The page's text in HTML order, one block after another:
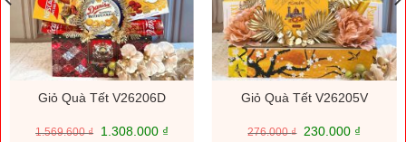
Giỏ Quà Tết V26206D
1.569.600₫
Giá
1.308.000 ₫Giá
Giỏ Quà Tết V26205V
276.000₫
Giá
230.000 ₫Giá